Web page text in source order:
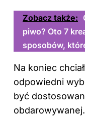
Zobacz także:
piwo? Oto 7
sposobów,
Na koniec
odpowiedni
być